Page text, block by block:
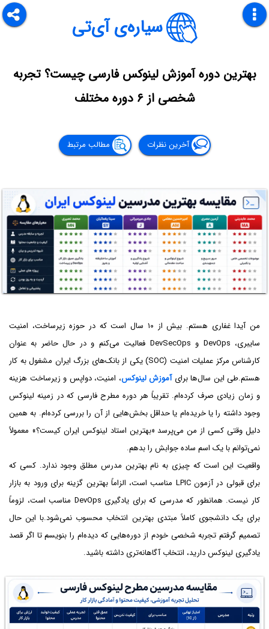
سیاره‌ی آی‌تی
بهترین دوره آموزش لینوکس فارسی چیست؟ تجربه
شخصی از ۶ دوره مختلف
آخرین نظرات مطالب مرتبط
من آیدا غفاری هستم. بیش از ۱۰ سال است که در حوزه زیرساخت، امنیت
سایبری، DevOps و DevSecOps فعالیت می‌کنم و در حال حاضر به عنوان
کارشناس مرکز عملیات امنیت (SOC) یکی از بانک‌های بزرگ ایران مشغول به کار
هستم.طی این سال‌ها برایآموزش لینوکس، امنیت، دواپس و زیرساخت هزینه
و زمان زیادی صرف کرده‌ام. تقریباً هر دوره مطرح فارسی که در زمینه لینوکس
وجود داشته را یا خریده‌ام یا حداقل بخش‌هایی از آن را بررسی کرده‌ام. به همین
دلیل وقتی کسی از من می‌پرسد «بهترین استاد لینوکس ایران کیست؟» معمولاً
نمی‌توانم با یک اسم ساده جوابش را بدهم.
واقعیت این است که چیزی به نام بهترین مدرس مطلق وجود ندارد. کسی که
برای قبولی در آزمون LPIC مناسب است، الزاماً بهترین گزینه برای ورود به بازار
کار نیست. همانطور که مدرسی که برای یادگیری DevOps مناسب است، لزوماً
برای یک دانشجوی کاملاً مبتدی بهترین انتخاب محسوب نمی‌شود.با این حال
تصمیم گرفتم تجربه شخصی خودم از دوره‌هایی که دیده‌ام را بنویسم تا اگر قصد
یادگیری لینوکس دارید، انتخاب آگاهانه‌تری داشته باشید.